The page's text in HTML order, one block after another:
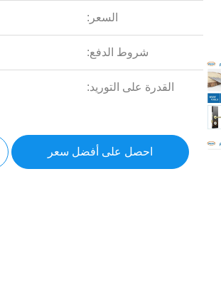
السعر:
شروط الدفع:
القدرة على التوريد:
احصل على أفضل سعر